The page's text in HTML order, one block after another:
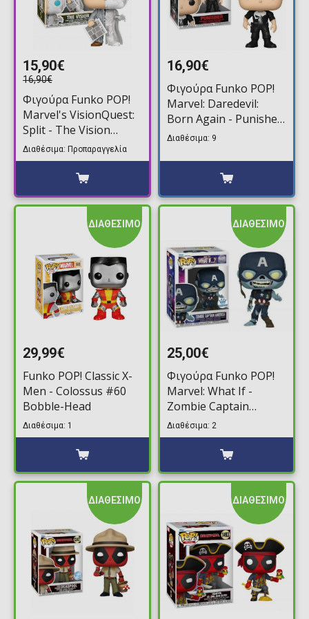
15,90€
16,90€
Φιγούρα Funko POP!
Marvel's VisionQuest:
Split - The Vision
#1650
Διαθέσιμα: Προπαραγγελία
16,90€
Φιγούρα Funko POP!
Marvel: Daredevil:
Born Again - Punisher
#1545
Διαθέσιμα: 9
ΔΙΑΘΕΣΙΜΟ
29,99€
Funko POP! Classic X-
Men - Colossus #60
Bobble-Head
Διαθέσιμα: 1
ΔΙΑΘΕΣΙΜΟ
25,00€
Φιγούρα Funko POP!
Marvel: What If -
Zombie Captain
America #948 (Funko-
Shop Exclusive)
Διαθέσιμα: 2
ΔΙΑΘΕΣΙΜΟ ΔΙΑΘΕΣΙΜΟ